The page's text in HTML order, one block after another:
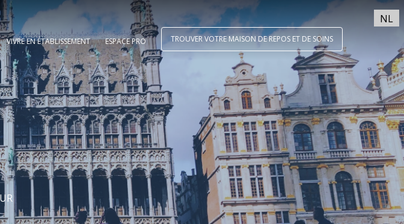
NL
VIVRE EN ÉTABLISSEMENT ESPACE PRO TROUVER VOTRE MAISON DE REPOS ET DE SOINS